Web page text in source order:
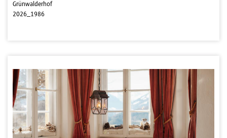
Grünwalderhof
2026_1986